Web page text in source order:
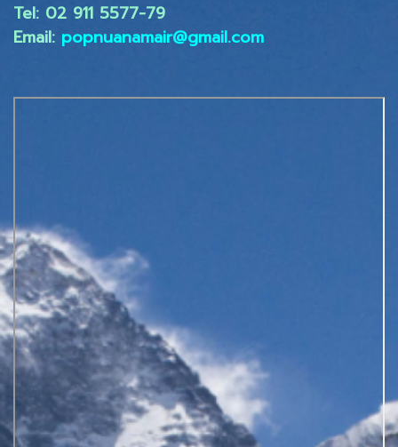
Tel: 02 ​911 5577-79
Email: popnuanamair@gmail.com